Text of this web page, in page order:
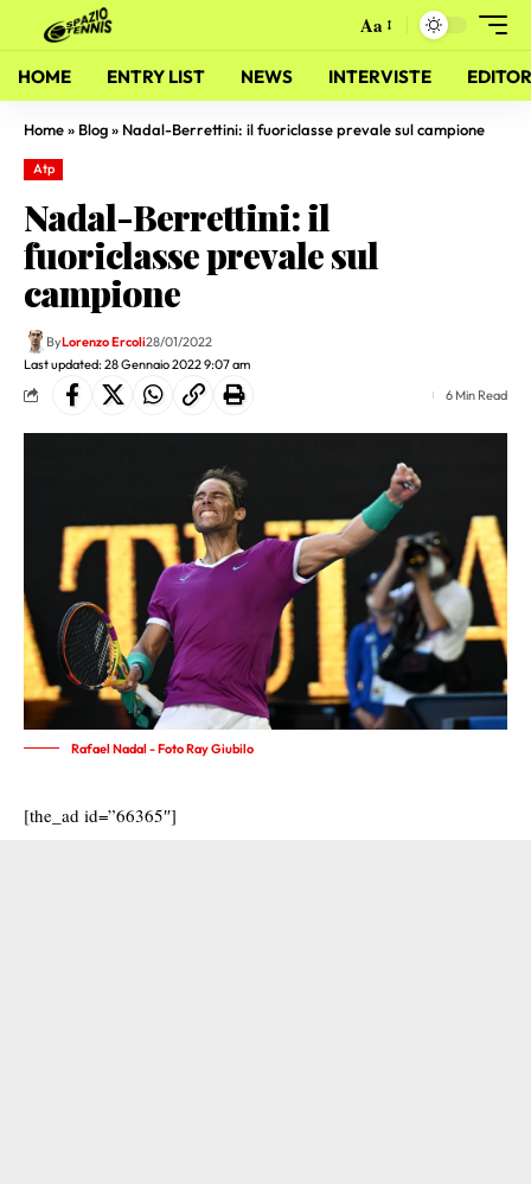
Aa
HOME ENTRY LIST NEWS INTERVISTE
Home» Blog» Nadal-Berrettini: il fuoriclasse prevale sul campione
Atp
Nadal-Berrettini: il
fuoriclasse prevale sul
campione
Last updated: 28 Gennaio 2022 9:07 am
ByLorenzo Ercoli28/01/2022
6 Min Read
Rafael Nadal - Foto Ray Giubilo
[the_ad id=”66365″]